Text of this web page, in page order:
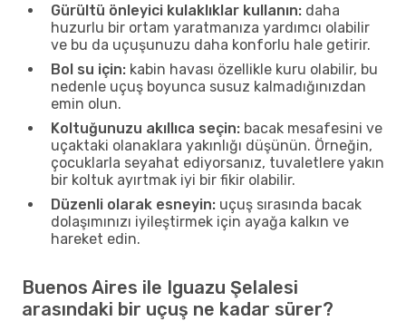
Gürültü önleyici kulaklıklar kullanın: daha
huzurlu bir ortam yaratmanıza yardımcı olabilir
ve bu da uçuşunuzu daha konforlu hale getirir.
Bol su için: kabin havası özellikle kuru olabilir, bu
nedenle uçuş boyunca susuz kalmadığınızdan
emin olun.
Koltuğunuzu akıllıca seçin: bacak mesafesini ve
uçaktaki olanaklara yakınlığı düşünün. Örneğin,
çocuklarla seyahat ediyorsanız, tuvaletlere yakın
bir koltuk ayırtmak iyi bir fikir olabilir.
Düzenli olarak esneyin: uçuş sırasında bacak
dolaşımınızı iyileştirmek için ayağa kalkın ve
hareket edin.
Buenos Aires ile Iguazu Şelalesi
arasındaki bir uçuş ne kadar sürer?